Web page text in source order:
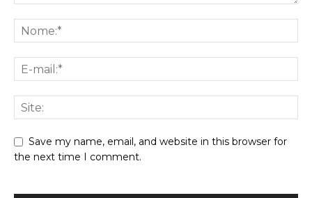
Save my name, email, and website in this browser for
the next time I comment.